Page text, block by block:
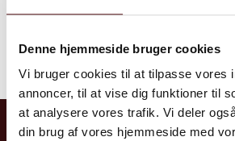
Denne hjemmeside bruger cookies
Vi bruger cookies til at tilpasse vores
annoncer, til at vise dig funktioner til
at analysere vores trafik. Vi deler
din brug af vores hjemmeside med
KRAN-vurdering
Kontakt